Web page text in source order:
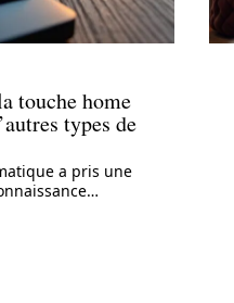
touche home
types de
a pris une
…